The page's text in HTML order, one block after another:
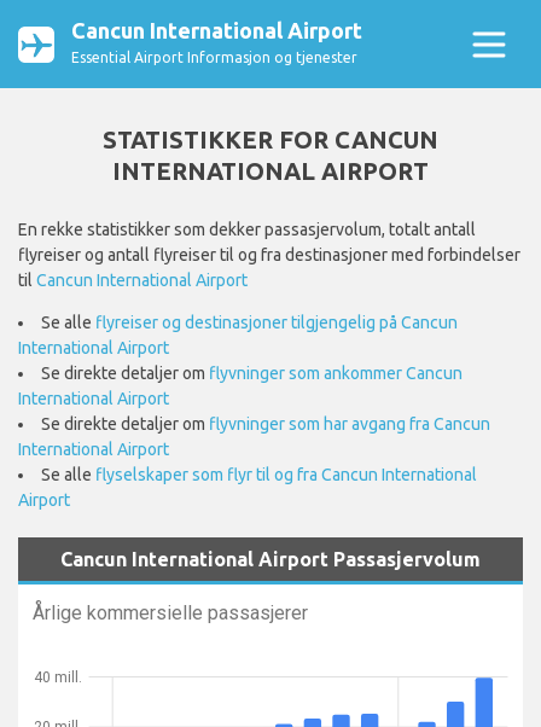
Cancun International Airport
Essential Airport Informasjon og tjenester
STATISTIKKER FOR CANCUN
INTERNATIONAL AIRPORT
En rekke statistikker som dekker passasjervolum, totalt antall
flyreiser og antall flyreiser til og fra destinasjoner med forbindelser
til Cancun International Airport
Se alle flyreiser og destinasjoner tilgjengelig på Cancun
International Airport
Se direkte detaljer om flyvninger som ankommer Cancun
International Airport
Se direkte detaljer om flyvninger som har avgang fra Cancun
International Airport
Se alle flyselskaper som flyr til og fra Cancun International
Airport
Cancun International Airport Passasjervolum
Årlige kommersielle passasjerer
40 mill.